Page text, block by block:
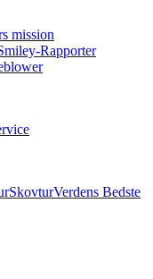
mission
Rapporter
SkovturVerdens Bedste